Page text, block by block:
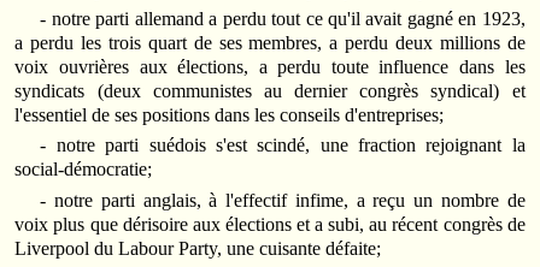
- notre parti allemand a perdu tout ce qu'il avait gagné en 1923,
a perdu les trois quart de ses membres, a perdu deux millions de
voix ouvrières aux élections, a perdu toute influence dans les
syndicats (deux communistes au dernier congrès syndical) et
l'essentiel de ses positions dans les conseils d'entreprises;
- notre parti suédois s'est scindé, une fraction rejoignant la
social-démocratie;
- notre parti anglais, à l'effectif infime, a reçu un nombre de
voix plus que dérisoire aux élections et a subi, au récent congrès de
Liverpool du Labour Party, une cuisante défaite;